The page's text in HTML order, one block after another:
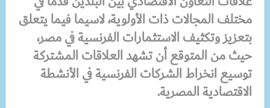
مختلف المجالات ذات الأولوية، لاسيما فيما يتعلق
بتعزيز وتكثيف الاستثمارات الفرنسية في مصر،
حيث من المتوقع أن تشهد العلاقات المشتركة
توسيع انخراط الشركات الفرنسية في الأنشطة
الاقتصادية المصرية.